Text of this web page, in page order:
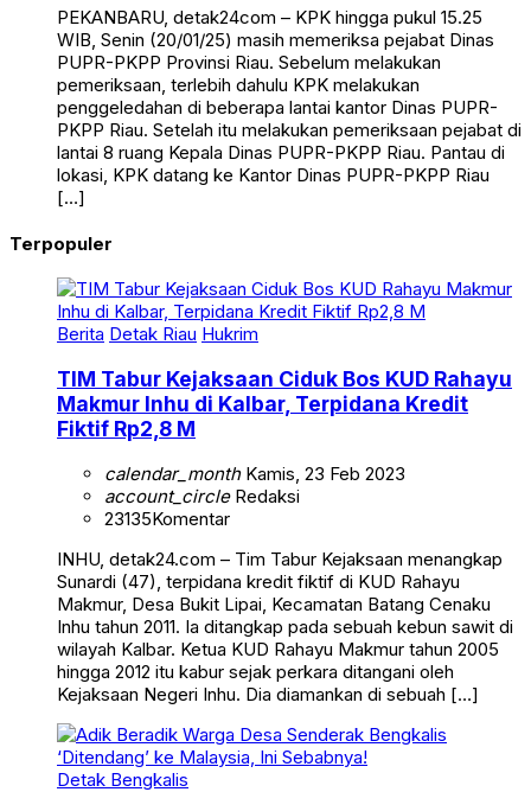
PEKANBARU, detak24com – KPK hingga pukul 15.25
WIB, Senin (20/01/25) masih memeriksa pejabat Dinas
PUPR-PKPP Provinsi Riau. Sebelum melakukan
pemeriksaan, terlebih dahulu KPK melakukan
penggeledahan di beberapa lantai kantor Dinas PUPR-
PKPP Riau. Setelah itu melakukan pemeriksaan pejabat di
lantai 8 ruang Kepala Dinas PUPR-PKPP Riau. Pantau di
lokasi, KPK datang ke Kantor Dinas PUPR-PKPP Riau
[…]
Terpopuler
Berita Detak Riau Hukrim
TIM Tabur Kejaksaan Ciduk Bos KUD Rahayu
Makmur Inhu di Kalbar, Terpidana Kredit
Fiktif Rp2,8 M
calendar_monthKamis, 23 Feb 2023
account_circleRedaksi
23135Komentar
INHU, detak24.com – Tim Tabur Kejaksaan menangkap
Sunardi (47), terpidana kredit fiktif di KUD Rahayu
Makmur, Desa Bukit Lipai, Kecamatan Batang Cenaku
Inhu tahun 2011. Ia ditangkap pada sebuah kebun sawit di
wilayah Kalbar. Ketua KUD Rahayu Makmur tahun 2005
hingga 2012 itu kabur sejak perkara ditangani oleh
Kejaksaan Negeri Inhu. Dia diamankan di sebuah […]
Detak Bengkalis